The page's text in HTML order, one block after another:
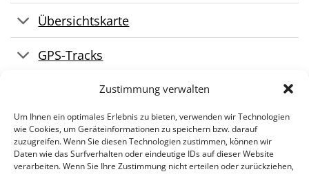
Zustimmung verwalten
Um Ihnen ein optimales Erlebnis zu bieten, verwenden wir Technologien
wie Cookies, um Geräteinformationen zu speichern bzw. darauf
zuzugreifen. Wenn Sie diesen Technologien zustimmen, können wir
Daten wie das Surfverhalten oder eindeutige IDs auf dieser Website
verarbeiten. Wenn Sie Ihre Zustimmung nicht erteilen oder zurückziehen,
Übersichtskarte
GPS-Tracks
Pressestimmen